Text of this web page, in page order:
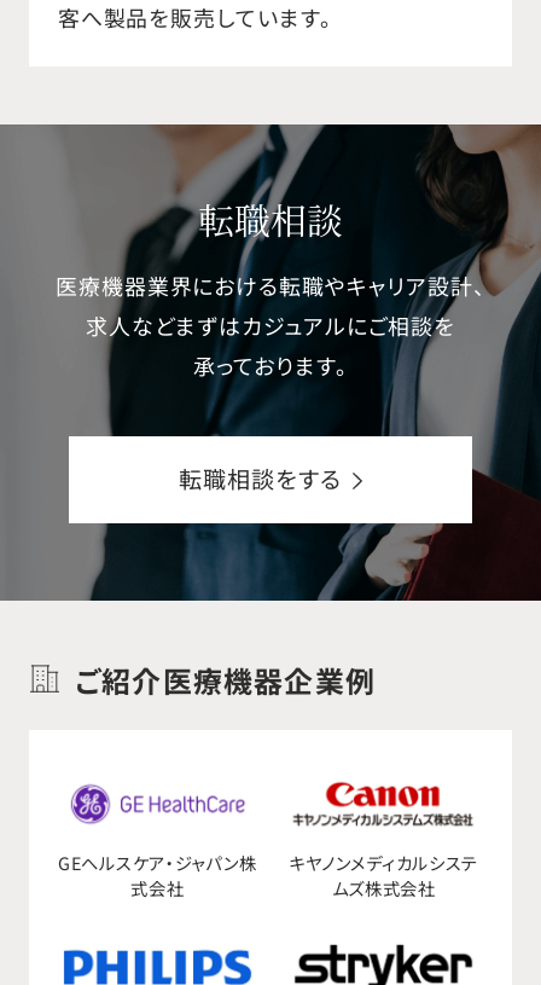
客へ製品を販売しています。
転職相談
医療機器業界における転職やキャリア設計、
求人などまずはカジュアルにご相談を
承っております。
転職相談をする
ご紹介医療機器企業例
GEへルスケア・ジャパン株
式会社
キヤノンメディカルシステ
ムズ株式会社